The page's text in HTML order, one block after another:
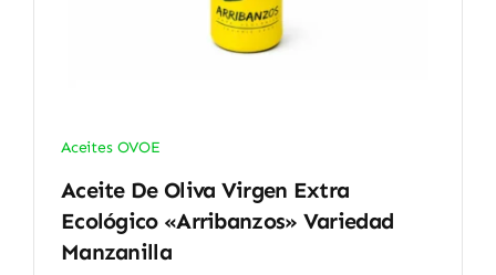
Aceites OVOE
Aceite De Oliva Virgen Extra
Ecológico «Arribanzos» Variedad
Manzanilla